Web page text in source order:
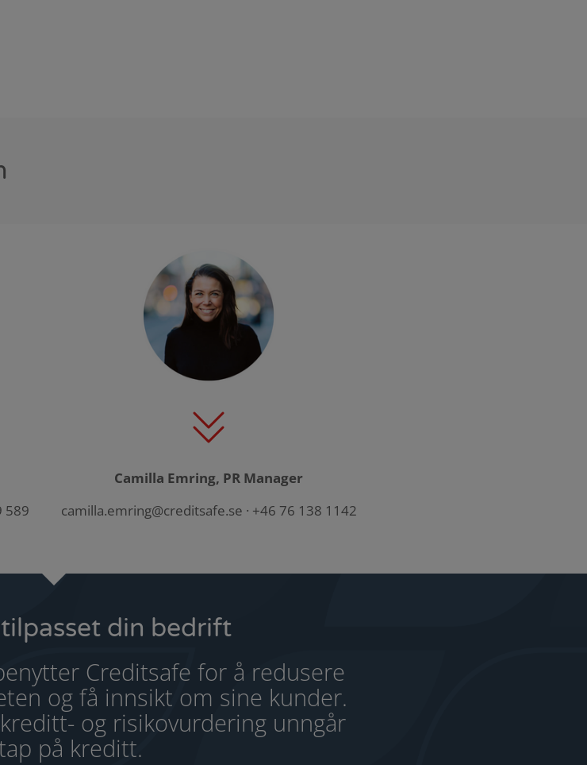
589
Camilla Emring, PR Manager
camilla.emring@creditsafe.se · +46 76 138 1142
din bedrift
Creditsafe for å redusere
og få innsikt om sine kunder.
og risikovurdering unngår
på kreditt.